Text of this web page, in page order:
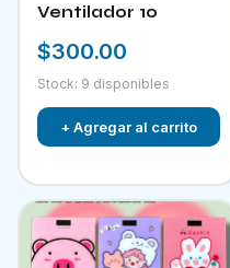
Ventilador 10
$300.00
Stock: 9 disponibles
+ Agregar al carrito